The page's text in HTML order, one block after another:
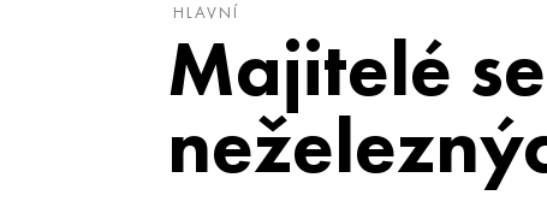
HLAVNÍ
Majitelé